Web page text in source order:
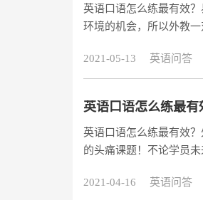
英语口语怎么练最有效
环境的机会，所以外教
员试听了：https://
2021-05-13 英语问答
英语口语怎么练最
英语口语怎么练最有效
的头痛课题！不论学员
有趣又便利的英文线上
2021-04-16 英语问答